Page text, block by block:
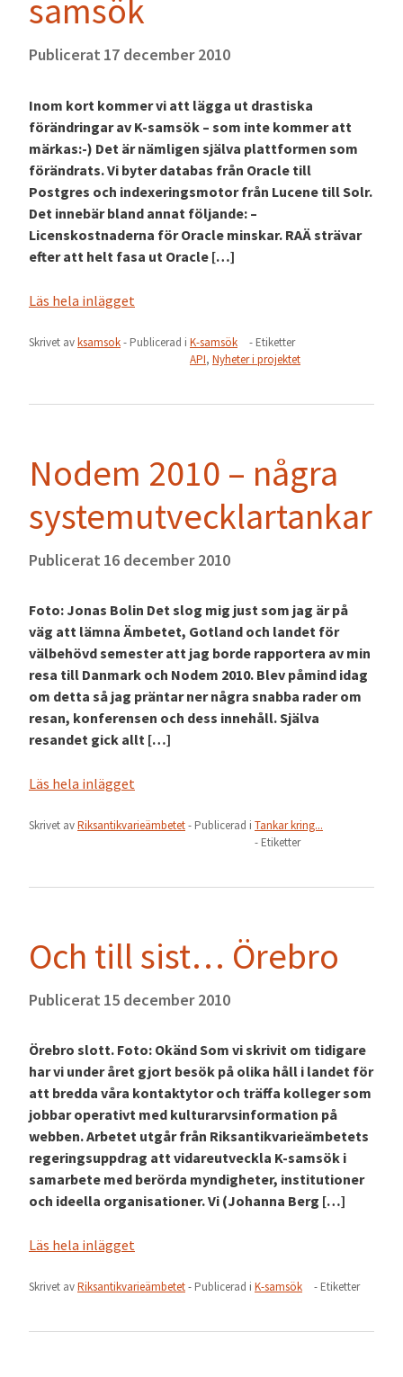
samsök
Publicerat 17 december 2010
Inom kort kommer vi att lägga ut drastiska
förändringar av K-samsök – som inte kommer att
märkas:-) Det är nämligen själva plattformen som
förändrats. Vi byter databas från Oracle till
Postgres och indexeringsmotor från Lucene till Solr.
Det innebär bland annat följande: –
Licenskostnaderna för Oracle minskar. RAÄ strävar
efter att helt fasa ut Oracle […]
Läs hela inlägget
Skrivet avksamsok- Publicerad i K-samsök
- Etiketter
API, Nyheter i projektet
Nodem 2010 – några
systemutvecklartankar
Publicerat 16 december 2010
Foto: Jonas Bolin Det slog mig just som jag är på
väg att lämna Ämbetet, Gotland och landet för
välbehövd semester att jag borde rapportera av min
resa till Danmark och Nodem 2010. Blev påmind idag
om detta så jag präntar ner några snabba rader om
resan, konferensen och dess innehåll. Själva
resandet gick allt […]
Läs hela inlägget
Skrivet avRiksantikvarieämbetet- Publicerad i Tankar kring...
- Etiketter
Och till sist… Örebro
Publicerat 15 december 2010
Örebro slott. Foto: Okänd Som vi skrivit om tidigare
har vi under året gjort besök på olika håll i landet för
att bredda våra kontaktytor och träffa kolleger som
jobbar operativt med kulturarvsinformation på
webben. Arbetet utgår från Riksantikvarieämbetets
regeringsuppdrag att vidareutveckla K-samsök i
samarbete med berörda myndigheter, institutioner
och ideella organisationer. Vi (Johanna Berg […]
Läs hela inlägget
Skrivet avRiksantikvarieämbetet- Publicerad i K-samsök - Etiketter